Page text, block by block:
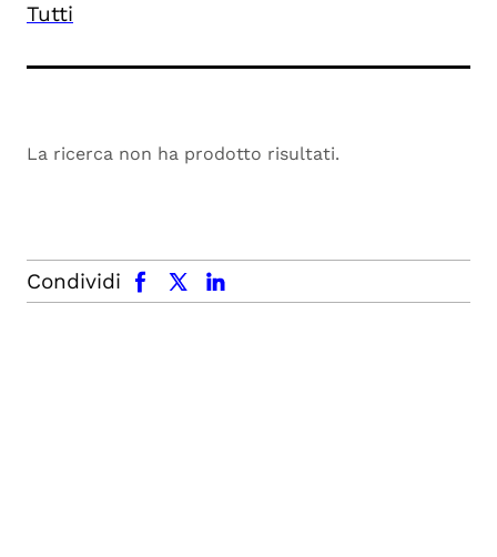
Tutti
La ricerca non ha prodotto risultati.
Condividi
facebook x.com linkedin